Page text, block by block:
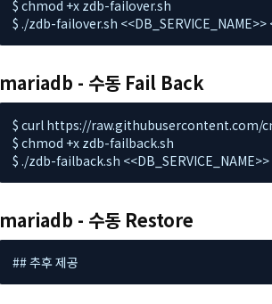
$ chmod +x zdb-failover.sh
$ ./zdb-failover.sh <<DB_SERVICE_NAME>>
mariadb - 수동 Fail Back
$ curl https://raw.githubusercontent.com/
$ chmod +x zdb-failback.sh
$ ./zdb-failback.sh <<DB_SERVICE_NAME>>
mariadb - 수동 Restore
## 추후 제공